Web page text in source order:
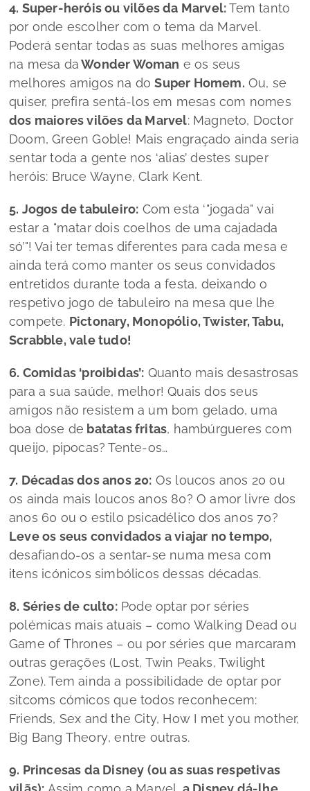
4. Super-heróis ou vilões da Marvel:Tem tanto
por onde escolher com o tema da Marvel.
Poderá sentar todas as suas melhores amigas
na mesa daWonder Woman e os seus
melhores amigos na doSuper Homem. Ou, se
quiser, prefira sentá-los em mesas com nomes
dos maiores vilões da Marvel: Magneto, Doctor
Doom, Green Goble! Mais engraçado ainda seria
sentar toda a gente nos ‘alias’ destes super
heróis: Bruce Wayne, Clark Kent.
5. Jogos de tabuleiro: Com esta ‘"jogada" vai
estar a "matar dois coelhos de uma cajadada
só’"! Vai ter temas diferentes para cada mesa e
ainda terá como manter os seus convidados
entretidos durante toda a festa, deixando o
respetivo jogo de tabuleiro na mesa que lhe
compete. Pictonary, Monopólio, Twister, Tabu,
Scrabble, vale tudo!
6. Comidas ‘proibidas’: Quanto mais desastrosas
para a sua saúde, melhor! Quais dos seus
amigos não resistem a um bom gelado, uma
boa dose de batatas fritas, hambúrgueres com
queijo, pipocas? Tente-os…
7. Décadas dos anos 20: Os loucos anos 20 ou
os ainda mais loucos anos 80? O amor livre dos
anos 60 ou o estilo psicadélico dos anos 70?
Leve os seus convidados a viajar no tempo,
desafiando-os a sentar-se numa mesa com
itens icónicos simbólicos dessas décadas.
8. Séries de culto:Pode optar por séries
polémicas mais atuais – como Walking Dead ou
Game of Thrones – ou por séries que marcaram
outras gerações (Lost, Twin Peaks, Twilight
Zone). Tem ainda a possibilidade de optar por
sitcoms cómicos que todos reconhecem:
Friends, Sex and the City, How I met you mother,
Big Bang Theory, entre outras.
9. Princesas da Disney (ou as suas respetivas